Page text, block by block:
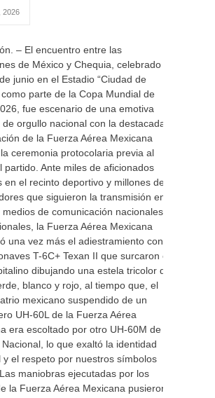
2026
– El encuentro entre las
de México y Chequia, celebrado
junio en el Estadio “Ciudad de
como parte de la Copa Mundial de
fue escenario de una emotiva
de orgullo nacional con la destacada
de la Fuerza Aérea Mexicana
ceremonia protocolaria previa al
partido. Ante miles de aficionados
en el recinto deportivo y millones de
que siguieron la transmisión en
de comunicación nacionales e
la Fuerza Aérea Mexicana
una vez más el adiestramiento con
T-6C+ Texan II que surcaron el
dibujando una estela tricolor de
blanco y rojo, al tiempo que, el
mexicano suspendido de un
UH-60L de la Fuerza Aérea
era escoltado por otro UH-60M de la
lo que exaltó la identidad
y el respeto por nuestros símbolos
maniobras ejecutadas por los
la Fuerza Aérea Mexicana pusieron